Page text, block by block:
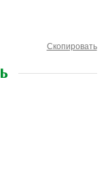
Скопировать